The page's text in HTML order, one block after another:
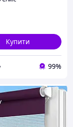
300мм
Купити
99%